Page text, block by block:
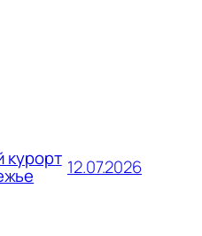
курорт 12.07.2026